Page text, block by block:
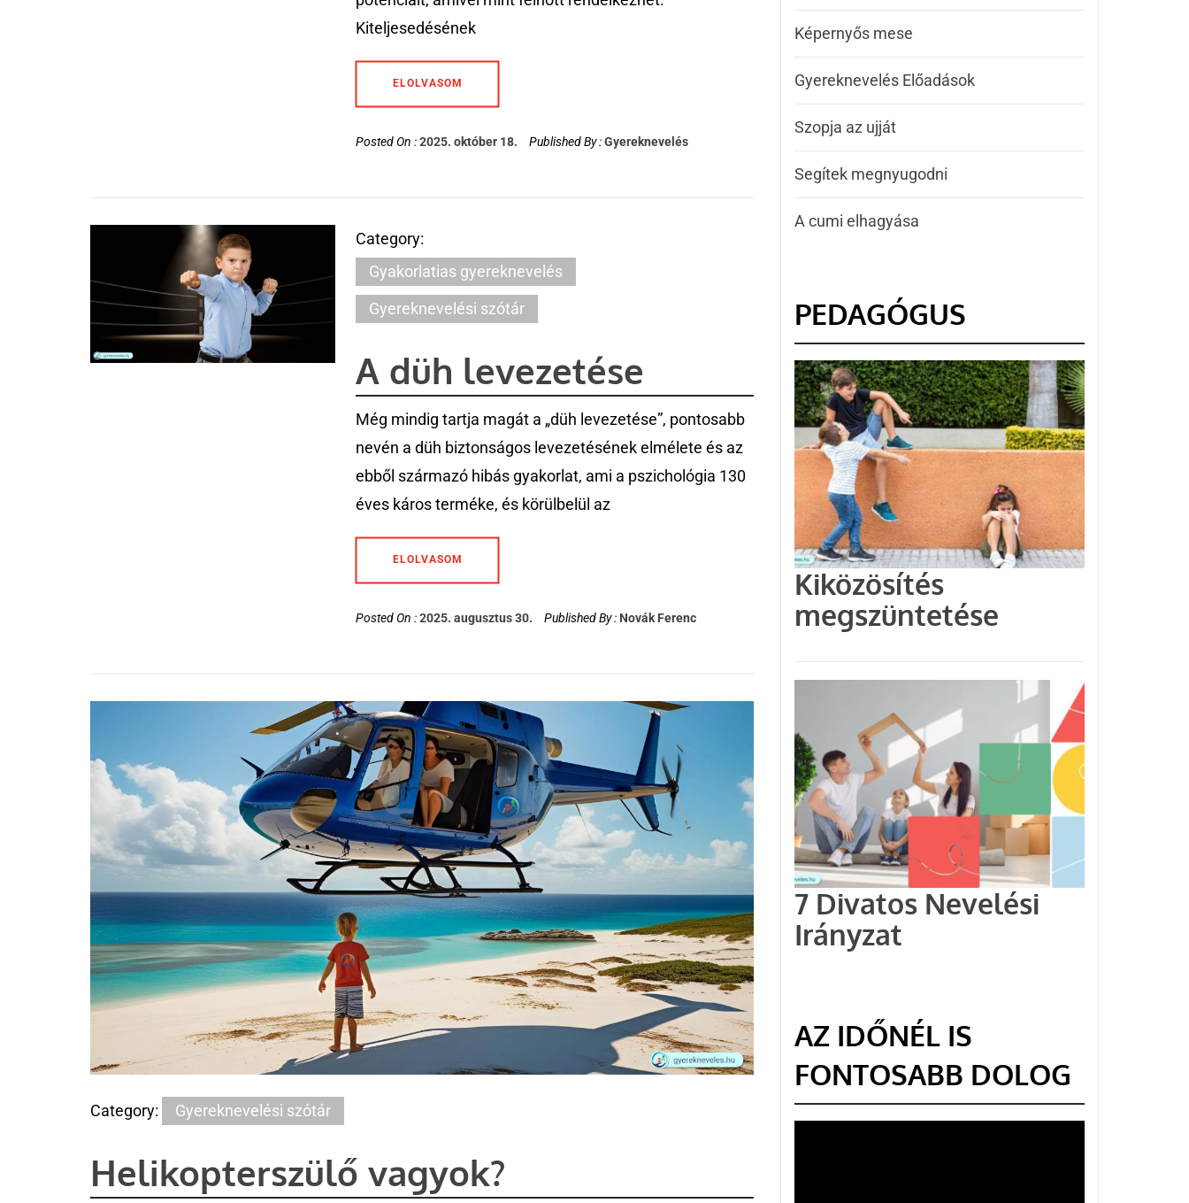
Kiteljesedésének
ELOLVASOM
Posted On :2025. október 18. Published By :Gyereknevelés
Category:
Gyakorlatias gyereknevelés
Gyereknevelési szótár
A düh levezetése
Még mindig tartja magát a „düh levezetése”, pontosabb
nevén a düh biztonságos levezetésének elmélete és az
ebből származó hibás gyakorlat, ami a pszichológia 130
éves káros terméke, és körülbelül az
ELOLVASOM
Posted On :2025. augusztus 30. Published By : Novák Ferenc
Category: Gyereknevelési szótár
Helikopterszülő vagyok?
Képernyős mese
Gyereknevelés Előadások
Szopja az ujját
Segítek megnyugodni
A cumi elhagyása
PEDAGÓGUS
Kiközösítés
megszüntetése
7 Divatos Nevelési
Irányzat
AZ IDŐNÉL IS
FONTOSABB DOLOG